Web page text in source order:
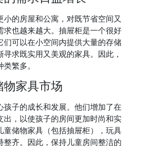
小的房屋和公寓，对既节省空间又
求也越来越大。抽屉柜是一个很好
们可以在小空间内提供大量的存储
寻求既实用又美观的家具。因此，
繁多。
物家具市场
孩子的成长和发展。他们增加了在
出，以使孩子的房间更加时尚和实
童储物家具（包括抽屉柜），玩具
整齐。因此，保持儿童房间整洁的